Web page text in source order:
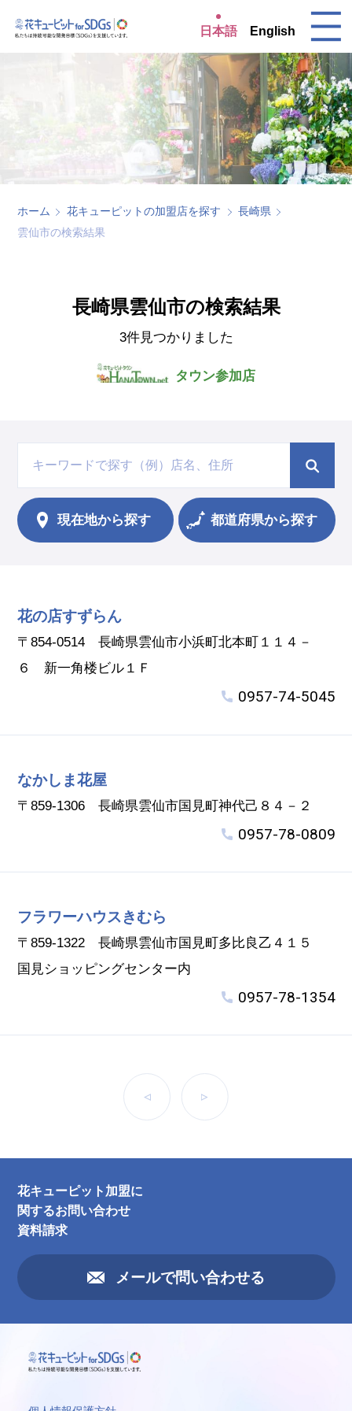
日本語 English
ホーム 花キューピットの加盟店を探す
長崎県
雲仙市の検索結果
長崎県雲仙市の検索結果
3件見つかりました
タウン参加店
現在地から探す 都道府県から探す
花の店すずらん
〒854-0514 長崎県雲仙市小浜町北本町１１４－
６ 新一角楼ビル１Ｆ
0957-74-5045
なかしま花屋
〒859-1306 長崎県雲仙市国見町神代己８４－２
0957-78-0809
フラワーハウスきむら
〒859-1322 長崎県雲仙市国見町多比良乙４１５
国見ショッピングセンター内
0957-78-1354
前へ 次へ
花キューピット加盟に
関するお問い合わせ
資料請求
メールで問い合わせる